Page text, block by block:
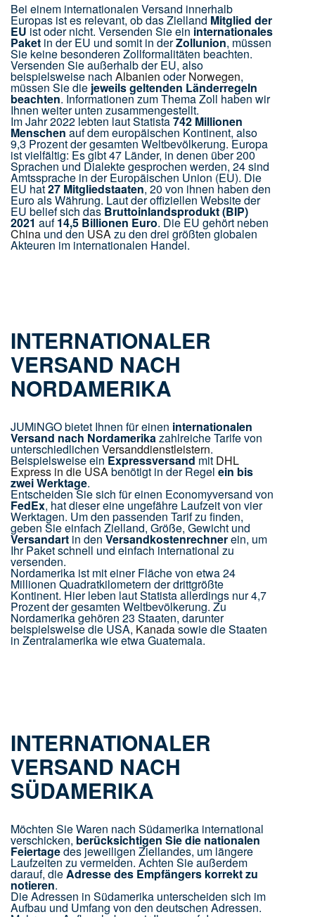
Bei einem internationalen Versand innerhalb
Europas ist es relevant, ob das Zielland Mitglied der
EU ist oder nicht. Versenden Sie ein internationales
Paket in der EU und somit in derZollunion, müssen
Sie keine besonderen Zollformalitäten beachten.
Versenden Sie außerhalb der EU, also
beispielsweise nach Albanien oderNorwegen,
müssen Sie die jeweils geltenden Länderregeln
beachten. Informationen zum Thema Zoll haben wir
Ihnen weiter unten zusammengestellt.
Im Jahr 2022 lebten laut Statista742 Millionen
Menschen auf dem europäischen Kontinent, also
9,3 Prozent der gesamten Weltbevölkerung. Europa
ist vielfältig: Es gibt 47 Länder, in denen über 200
Sprachen und Dialekte gesprochen werden, 24 sind
Amtssprache in der Europäischen Union (EU). Die
EU hat27 Mitgliedstaaten, 20 von ihnen haben den
Euro als Währung. Laut der offiziellen Website der
EU belief sich das Bruttoinlandsprodukt (BIP)
2021 auf14,5 Billionen Euro. Die EU gehört neben
China und den USAzu den drei größten globalen
Akteuren im internationalen Handel.
INTERNATIONALER
VERSAND NACH
NORDAMERIKA
JUMiNGO bietet Ihnen für einen internationalen
Versand nach Nordamerikazahlreiche Tarife von
unterschiedlichen Versanddienstleistern.
Beispielsweise ein Expressversand mit DHL
Express in die USAbenötigt in der Regel ein bis
zwei Werktage.
Entscheiden Sie sich für einen Economyversand von
FedEx, hat dieser eine ungefähre Laufzeit von vier
Werktagen. Um den passenden Tarif zu finden,
geben Sie einfach Zielland, Größe, Gewicht und
Versandart in den Versandkostenrechnerein, um
Ihr Paket schnell und einfach international zu
versenden.
Nordamerika ist mit einer Fläche von etwa 24
Millionen Quadratkilometern der drittgrößte
Kontinent. Hier leben laut Statista allerdings nur 4,7
Prozent der gesamten Weltbevölkerung. Zu
Nordamerika gehören 23 Staaten, darunter
beispielsweise die USA, Kanadasowie die Staaten
in Zentralamerika wie etwa Guatemala.
INTERNATIONALER
VERSAND NACH
SÜDAMERIKA
Möchten Sie Waren nach Südamerika international
verschicken, berücksichtigen Sie die nationalen
Feiertagedes jeweiligen Ziellandes, um längere
Laufzeiten zu vermeiden. Achten Sie außerdem
darauf, dieAdresse des Empfängers korrekt zu
notieren.
Die Adressen in Südamerika unterscheiden sich im
Aufbau und Umfang von den deutschen Adressen.